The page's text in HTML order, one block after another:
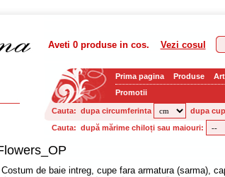
Aveti 0 produsein cos. Vezi cosul
Prima pagina Produse
Promotii
Cauta: dupa circumferinta dupa
Cauta: după mărime chiloți sau maiouri:
Costum de baie intreg, cupe fara armatura (sarma),